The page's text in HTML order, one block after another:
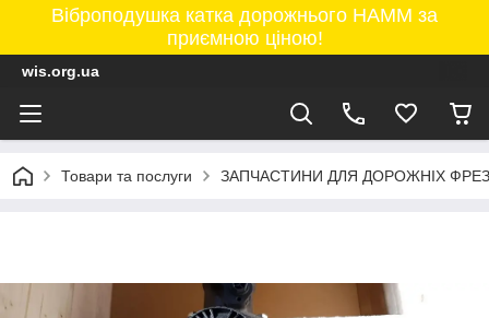
Віброподушка катка дорожнього HAMM за
приємною ціною!
wis.org.ua
Товари та послуги ЗАПЧАСТИНИ ДЛЯ ДОРОЖНІХ ФРЕЗ